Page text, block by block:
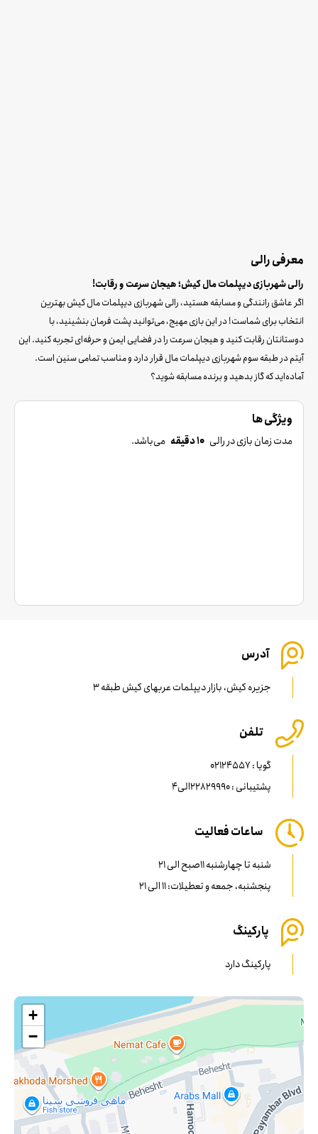
معرفی رالی
رالی شهربازی دیپلمات مال کیش؛ هیجان سرعت و رقابت!
اگر عاشق رانندگی و مسابقه هستید، رالی شهربازی دیپلمات مال کیش بهترین
انتخاب برای شماست! در این بازی مهیج، می‌توانید پشت فرمان بنشینید، با
دوستانتان رقابت کنید و هیجان سرعت را در فضایی ایمن و حرفه‌ای تجربه کنید. این
آیتم در طبقه سوم شهربازی دیپلمات مال قرار دارد و مناسب تمامی سنین است.
آماده‌اید که گاز بدهید و برنده مسابقه شوید؟
ویژگی ها
مدت زمان بازی در رالی 10 دقیقه می‌باشد.
آدرس
جزیره کیش، بازار دیپلمات عربهای کیش طبقه 3
تلفن
گویا : 02124557
پشتیبانی : 22829990الی4
ساعات فعالیت
شنبه تا چهارشنبه 11صبح الی 21
پنجشنبه، جمعه و تعطیلات: 11 الی 21
پارکینگ
پارکینگ دارد
+
−